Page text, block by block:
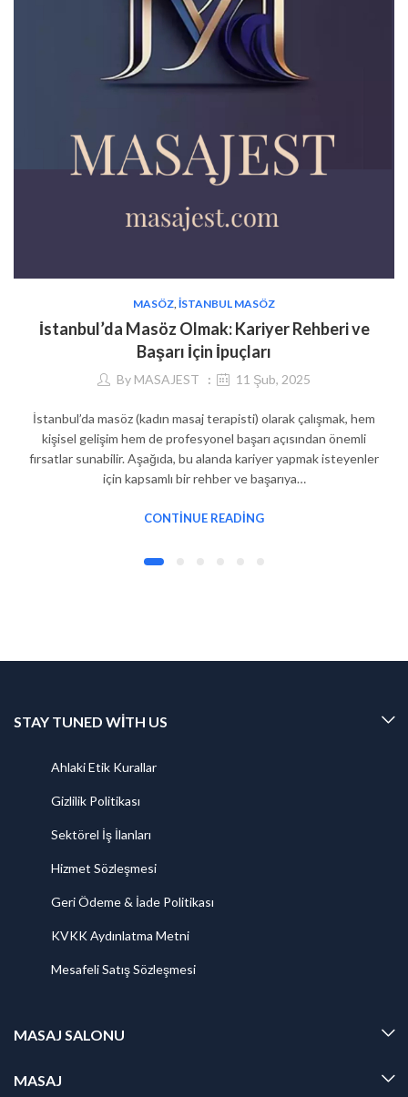
MASÖZ İSTANBUL MASÖZ
İstanbul’da Masöz Olmak: Kariyer Rehberi ve
Başarı İçin İpuçları
By MASAJEST 11 Şub, 2025
İstanbul’da masöz (kadın masaj terapisti) olarak çalışmak, hem
kişisel gelişim hem de profesyonel başarı açısından önemli
fırsatlar sunabilir. Aşağıda, bu alanda kariyer yapmak isteyenler
için kapsamlı bir rehber ve başarıya…
CONTINUE READING
STAY TUNED WITH US
Ahlaki Etik Kurallar
Gizlilik Politikası
Sektörel İş İlanları
Hizmet Sözleşmesi
Geri Ödeme & İade Politikası
KVKK Aydınlatma Metni
Mesafeli Satış Sözleşmesi
MASAJ SALONU
MASAJ